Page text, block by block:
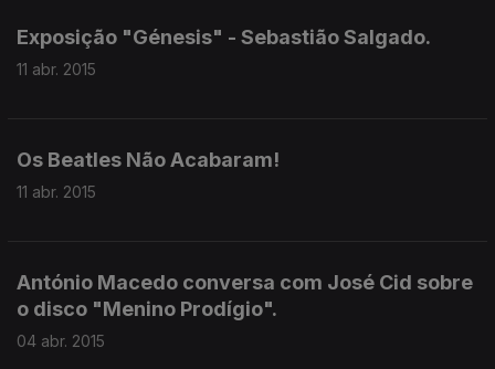
Exposição "Génesis" - Sebastião Salgado.
11 abr. 2015
Os Beatles Não Acabaram!
11 abr. 2015
António Macedo conversa com José Cid sobre
o disco "Menino Prodígio".
04 abr. 2015